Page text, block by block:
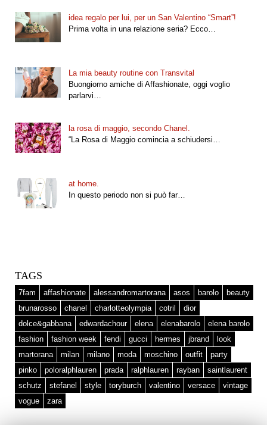
idea regalo per lui, per un San Valentino “Smart”!
Prima volta in una relazione seria? Ecco…
La mia beauty routine con Transvital
Buongiorno amiche di Affashionate, oggi voglio
parlarvi…
la rosa di maggio, secondo Chanel.
“La Rosa di Maggio comincia a schiudersi…
at home.
In questo periodo non si può far…
TAGS
7fam affashionate alessandromartorana asos barolo
beauty
brunarosso
chanel charlotteolympia cotril
dior
dolce&gabbana
edwardachour elena elenabarolo
elena barolo
fashion
fashion week fendi gucci hermes jbrand
look
martorana
milan milano moda moschino outfit
party
pinko
poloralphlauren prada ralphlauren rayban
saintlaurent
schutz
stefanel style toryburch valentino versace
vintage
vogue
zara